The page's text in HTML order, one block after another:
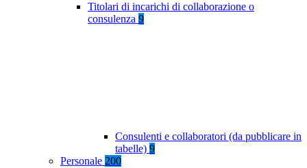
Titolari di incarichi di collaborazione o
consulenza 9
Consulenti e collaboratori (da pubblicare in
tabelle) 9
Personale 200